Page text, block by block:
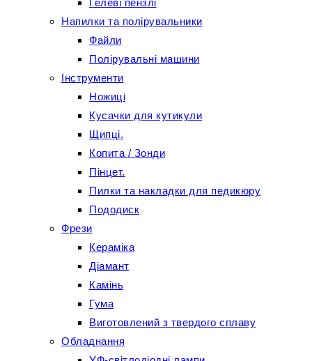
Гелеві пензлі
Напилки та полірувальники
Файли
Полірувальні машини
Інструменти
Ножиці
Кусачки для кутикули
Щипці.
Копита / Зонди
Пінцет.
Пилки та накладки для педикюру
Пододиск
Фрези
Кераміка
Діамант
Камінь
Гума
Виготовлений з твердого сплаву
Обладнання